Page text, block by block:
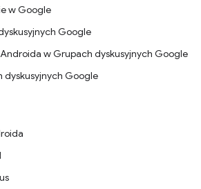
w Google
Google
w Grupach dyskusyjnych Google
dyskusyjnych Google